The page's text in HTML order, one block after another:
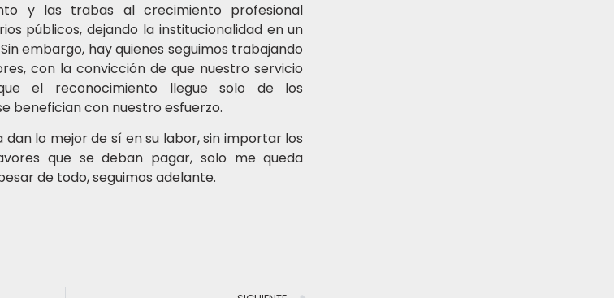
y las trabas al crecimiento profesional
públicos, dejando la institucionalidad en un
embargo, hay quienes seguimos trabajando
con la convicción de que nuestro servicio
el reconocimiento llegue solo de los
benefician con nuestro esfuerzo.
dan lo mejor de sí en su labor, sin importar los
que se deban pagar, solo me queda
de todo, seguimos adelante.